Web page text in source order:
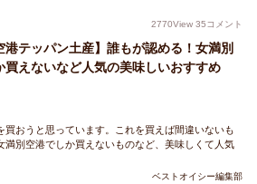
2770View 35コメント
港テッパン土産】誰もが認める！女満別
買えないなど人気の美味しいおすすめ
買おうと思っています。これを買えば間違いないも
満別空港でしか買えないものなど、美味しくて人気
ベストオイシー編集部